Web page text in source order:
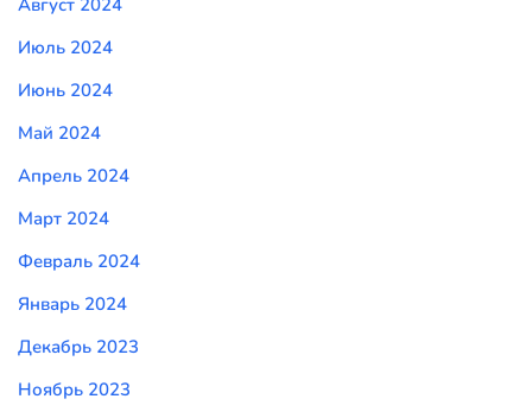
Июль 2024
Июнь 2024
Май 2024
Апрель 2024
Март 2024
Февраль 2024
Январь 2024
Декабрь 2023
Ноябрь 2023